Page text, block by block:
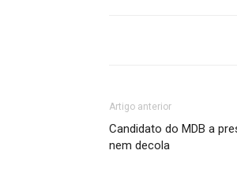
Artigo anterior
Candidato do MDB a
nem decola